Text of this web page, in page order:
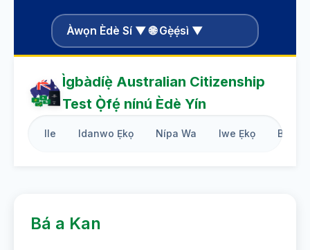
Àwọn Èdè Sí ▼ 🌐 Gẹ̀ẹ́sì ▼
Ìgbàdíẹ̀ Australian Citizenship
Test Ọ̀fẹ́ nínú Èdè Yín
Ile Idanwo Ẹkọ Nípa Wa Iwe Ẹkọ Blog
Bá a Kan